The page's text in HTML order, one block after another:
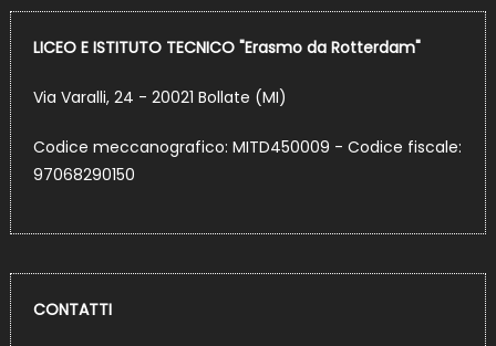
LICEO E ISTITUTO TECNICO "Erasmo da Rotterdam"
Via Varalli, 24 - 20021 Bollate (MI)
Codice meccanografico: MITD450009 - Codice fiscale:
97068290150
CONTATTI